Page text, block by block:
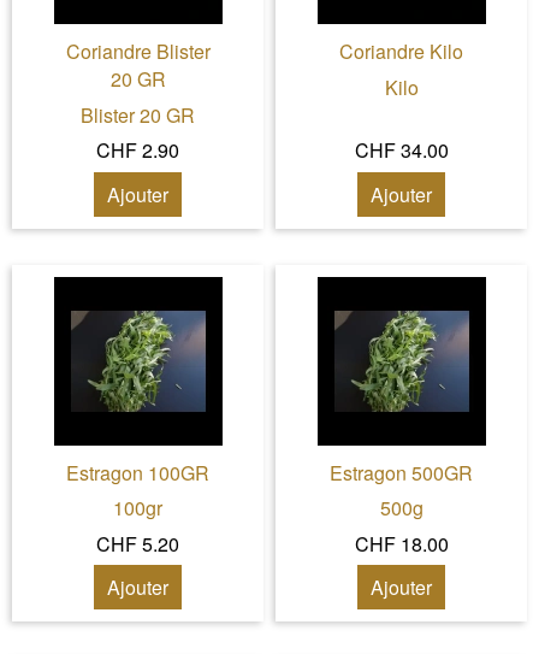
Coriandre Blister
20 GR
Blister 20 GR
CHF 2.90
Ajouter
Coriandre Kilo
Kilo
CHF 34.00
Ajouter
Estragon 100GR
100gr
CHF 5.20
Ajouter
Estragon 500GR
500g
CHF 18.00
Ajouter